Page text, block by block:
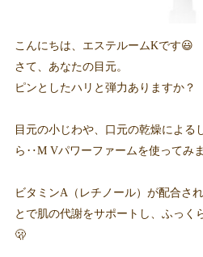
こんにちは、エステルームKです😃
さて、あなたの目元。
ピンとしたハリと弾力ありますか？
目元の小じわや、口元の乾燥による
ら‥M Vパワーファームを使ってみ
ビタミンA（レチノール）が配合さ
とで肌の代謝をサポートし、ふっく
🫢